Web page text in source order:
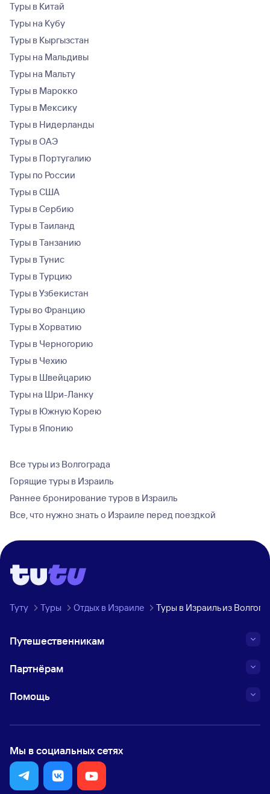
Туры в Китай
Туры на Кубу
Туры в Кыргызстан
Туры на Мальдивы
Туры на Мальту
Туры в Марокко
Туры в Мексику
Туры в Нидерланды
Туры в ОАЭ
Туры в Португалию
Туры по России
Туры в США
Туры в Сербию
Туры в Таиланд
Туры в Танзанию
Туры в Тунис
Туры в Турцию
Туры в Узбекистан
Туры во Францию
Туры в Хорватию
Туры в Черногорию
Туры в Чехию
Туры в Швейцарию
Туры на Шри-Ланку
Туры в Южную Корею
Туры в Японию
Все туры из Волгограда
Горящие туры в Израиль
Раннее бронирование туров в Израиль
Все, что нужно знать о Израиле перед поездкой
Туту Туры Отдых в Израиле Туры в Израиль из
Путешественникам
Партнёрам
Помощь
Мы в социальных сетях